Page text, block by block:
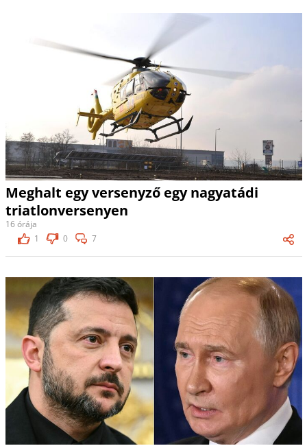
Meghalt egy versenyző egy nagyatádi
triatlonversenyen
16 órája
1
0 7